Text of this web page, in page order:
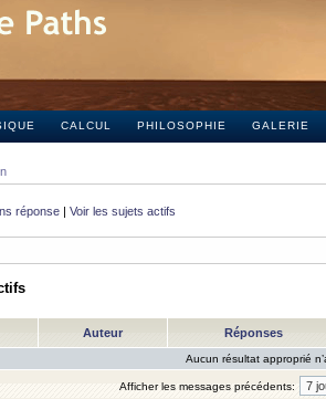
CALCUL PHILOSOPHIE GALERIE
réponse | Voir les sujets actifs
Auteur Réponses
Aucun résultat approprié
Afficher les messages précédents: